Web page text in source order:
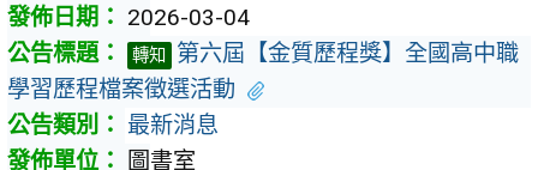
2026-03-04
轉知
第六屆【金質歷程獎】全國高中職
學習歷程檔案徵選活動
最新消息
圖書室